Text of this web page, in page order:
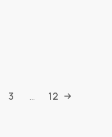
3 12